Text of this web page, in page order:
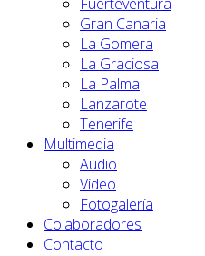
Gran Canaria
La Gomera
La Graciosa
La Palma
Lanzarote
Tenerife
Multimedia
Audio
Vídeo
Fotogalería
Colaboradores
Contacto